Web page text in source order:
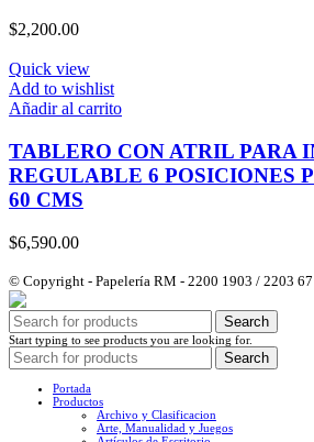
$2,200.00
Quick view
Add to wishlist
Añadir al carrito
TABLERO CON ATRIL PARA
REGULABLE 6 POSICIONES
60 CMS
$6,590.00
© Copyright - Papelería RM - 2200 1903 / 2203 67
Search
Start typing to see products you are looking for.
Search
Portada
Productos
Archivo y Clasificacion
Arte, Manualidad y Juegos